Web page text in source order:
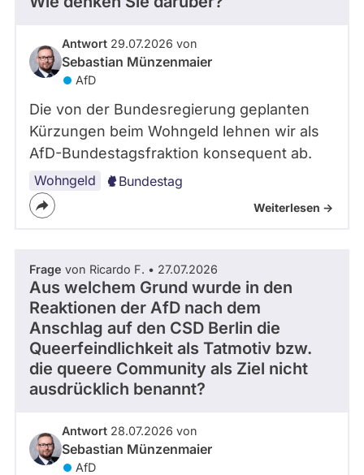
Antwort 29.07.2026 von
Sebastian Münzenmaier
AfD
Die von der Bundesregierung geplanten
Kürzungen beim Wohngeld lehnen wir als
AfD-Bundestagsfraktion konsequent ab.
Wohngeld Bundestag
Weiterlesen ->
Frage von Ricardo F. • 27.07.2026
Aus welchem Grund wurde in den
Reaktionen der AfD nach dem
Anschlag auf den CSD Berlin die
Queerfeindlichkeit als Tatmotiv bzw.
die queere Community als Ziel nicht
ausdrücklich benannt?
Antwort 28.07.2026 von
Sebastian Münzenmaier
AfD